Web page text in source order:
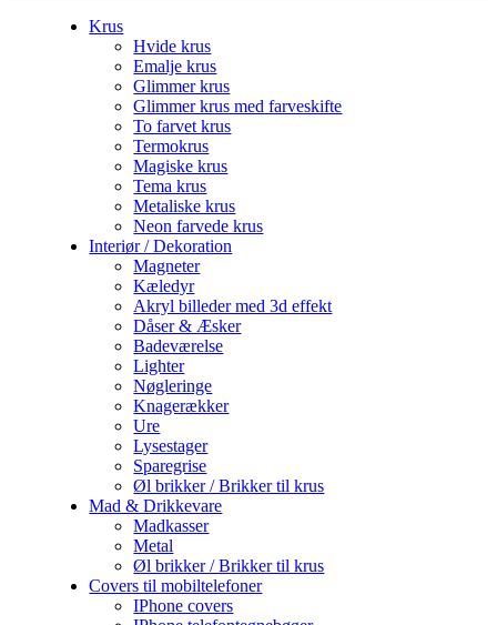
Krus
Hvide krus
Emalje krus
Glimmer krus
Glimmer krus med farveskifte
To farvet krus
Termokrus
Magiske krus
Tema krus
Metaliske krus
Neon farvede krus
Interiør / Dekoration
Magneter
Kæledyr
Akryl billeder med 3d effekt
Dåser & Æsker
Badeværelse
Lighter
Nøgleringe
Knagerækker
Ure
Lysestager
Sparegrise
Øl brikker / Brikker til krus
Mad & Drikkevare
Madkasser
Metal
Øl brikker / Brikker til krus
Covers til mobiltelefoner
IPhone covers